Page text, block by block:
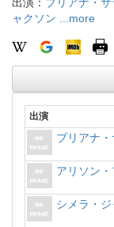
ャクソン
...more
出演
ブリアナ・
アリソン
シメラ・